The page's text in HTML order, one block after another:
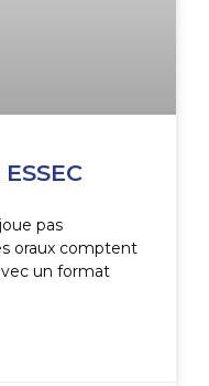
pas
oraux comptent
un format